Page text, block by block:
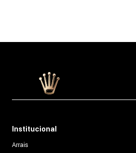
Institucional
Arrais